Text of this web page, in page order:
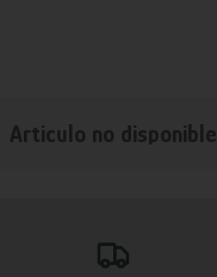
Articulo no disponible